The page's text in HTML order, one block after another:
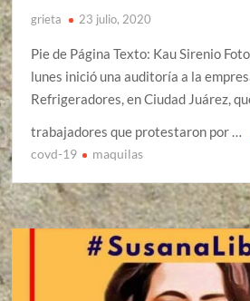
grieta 23 julio, 2020
Pie de Página Texto: Kau Sirenio
lunes inició una auditoría a la
Refrigeradores, en Ciudad Juárez,
trabajadores que protestaron por …
covd-19 maquilas